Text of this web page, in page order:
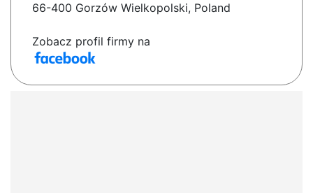
66-400 Gorzów Wielkopolski, Poland
Zobacz profil firmy na